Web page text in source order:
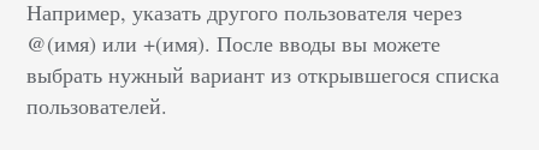
Например, указать другого пользователя через
@(имя) или +(имя). После вводы вы можете
выбрать нужный вариант из открывшегося списка
пользователей.